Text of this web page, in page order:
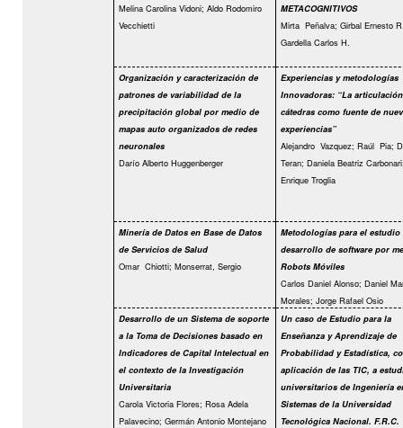
Melina Carolina Vidoni; Aldo Rodomiro
Vecchietti
METACOGNITIVOS
Mirta Peñalva; Girbal Ernesto
Gardella Carlos H.
Organización y caracterización de
patrones de variabilidad de la
precipitación global por medio de
mapas auto organizados de redes
neuronales
Darío Alberto Huggenberger
Experiencias y metodologías
Innovadoras: “La
cátedras como fuente de
experiencias”
Alejandro Vazquez; Raúl Pia;
Teran; Daniela Beatriz
Enrique Troglia
Minería de Datos en Base de Datos
de Servicios de Salud
Omar Chiotti; Monserrat, Sergio
Metodologías para el estudio
desarrollo de software por
Robots Móviles
Carlos Daniel Alonso; Daniel
Morales; Jorge Rafael Osio
Desarrollo de un Sistema de soporte
a la Toma de Decisiones basado en
Indicadores de Capital Intelectual en
el contexto de la Investigación
Universitaria
Carola Victoria Flores; Rosa Adela
Palavecino; Germán Antonio Montejano
Un caso de Estudio para la
Enseñanza y Aprendizaje de
Probabilidad y Estadística,
aplicación de las TIC, a
universitarios de Ingeniería
Sistemas de la Universidad
Tecnológica Nacional. F.R.C.